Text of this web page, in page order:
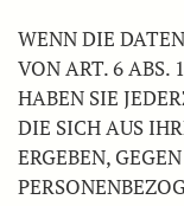
WENN DIE
VON ART. 6 ABS.
HABEN SIE
DIE SICH AUS
ERGEBEN,